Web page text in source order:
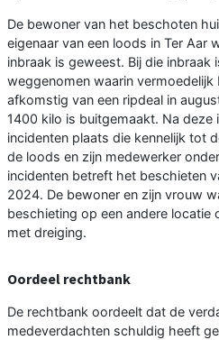
De bewoner van het beschoten
eigenaar van een loods in Ter Aar
inbraak is geweest. Bij die inbraak
weggenomen waarin vermoedelijk
afkomstig van een ripdeal in
1400 kilo is buitgemaakt. Na deze
incidenten plaats die kennelijk tot
de loods en zijn medewerker
incidenten betreft het beschieten
2024. De bewoner en zijn vrouw
beschieting op een andere locatie
met dreiging.
Oordeel rechtbank
De rechtbank oordeelt dat de
medeverdachten schuldig heeft